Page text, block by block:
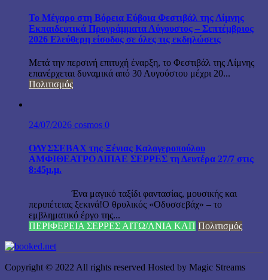
Το Μέγαρο στη Βόρεια Εύβοια Φεστιβάλ της Λίμνης
Εκπαιδευτικά Προγράμματα Αύγουστος – Σεπτέμβριος
2026 Ελεύθερη είσοδος σε όλες τις εκδηλώσεις
Μετά την περσινή επιτυχή έναρξη, το Φεστιβάλ της Λίμνης
επανέρχεται δυναμικά από 30 Αυγούστου μέχρι 20...
Πολιτισμός
24/07/2026 cosmos 0
ΟΔΥΣΣΕΒΑΧ της Ξένιας Καλογεροπούλου
ΑΜΦΙΘΕΑΤΡΟ ΔΙΠΑΕ ΣΕΡΡΕΣ τη Δευτέρα 27/7 στις
8:45μ.μ.
Ένα μαγικό ταξίδι φαντασίας, μουσικής και
περιπέτειας ξεκινά!Ο θρυλικός «Οδυσσεβάχ» – το
εμβληματικό έργο της...
ΠΕΡΙΦΕΡΕΙΑ ΣΕΡΡΕΣ ΑΙΤΩ/ΛΝΙΑ ΚΛΠ Πολιτισμός
Copyright © 2022 All rights reserved Hosted by Magic Streams